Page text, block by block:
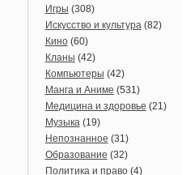
Игры (308)
Искусство и культура(82)
Кино(60)
Кланы (42)
Компьютеры (42)
Манга и Аниме (531)
Медицина и здоровье (21)
Музыка(19)
Непознанное (31)
Образование (32)
Политика и право(4)